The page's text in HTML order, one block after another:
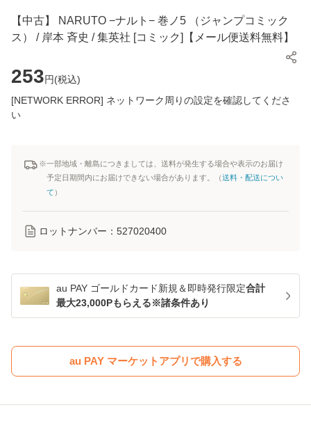
【中古】 NARUTO −ナルト− 巻ノ5 （ジャンプコミック
ス） / 岸本 斉史 / 集英社 [コミック]【メール便送料無料】
253円(税込)
[NETWORK ERROR] ネットワーク周りの設定を確認してくださ
い
※一部地域・離島につきましては、送料が発生する場合や表示のお届け
予定日期間内にお届けできない場合があります。（送料・配送につい
て ）
ロットナンバー： 527020400
au PAY ゴールドカード新規＆即時発行限定合計
最大23,000Pもらえる※諸条件あり
au PAY マーケットアプリで購入する